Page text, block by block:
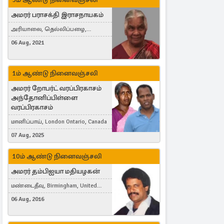
அமரர் பராசக்தி இராசநாயகம்
அரியாலை, தெல்லிப்பழை,
Montreal, Canada
06 Aug, 2021
1ம் ஆண்டு நினைவஞ்சலி
அமரர் றோபர்ட் வரப்பிரகாசம்
அந்தோனிப்பிள்ளை
வரப்பிரகாசம்
மானிப்பாய், London Ontario, Canada
07 Aug, 2025
10ம் ஆண்டு நினைவஞ்சலி
அமரர் தம்பிஐயா மதியழகன்
மண்டைதீவு, Birmingham, United
Kingdom
06 Aug, 2016